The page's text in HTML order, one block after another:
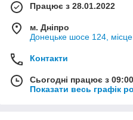
Працює з 28.01.2022
м. Дніпро
Донецьке шосе 124,
Контакти
Сьогодні працює з
Показати весь графік